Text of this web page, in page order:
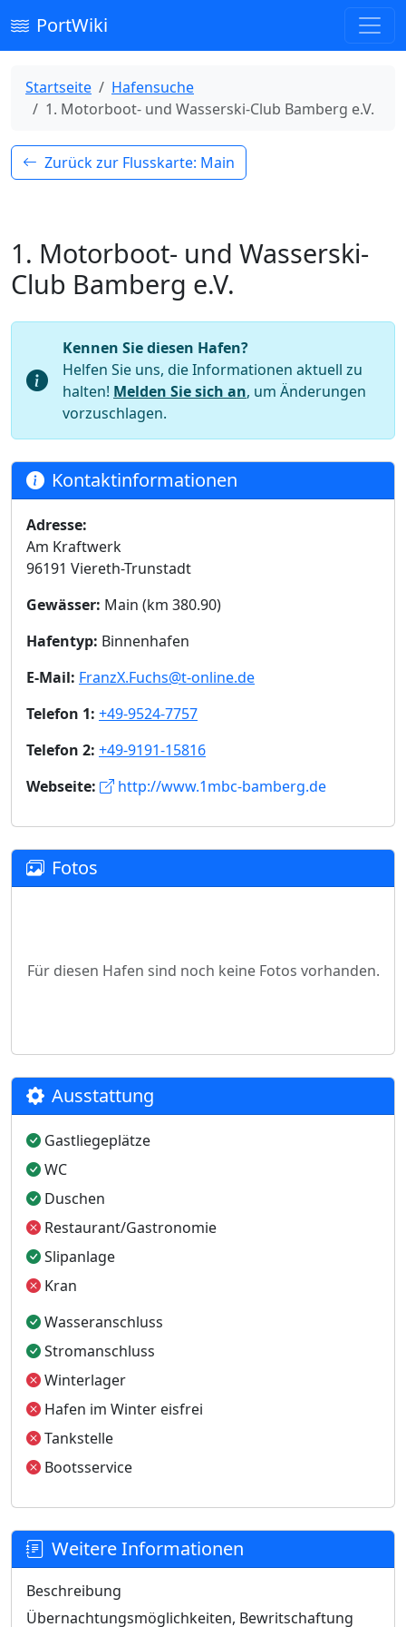
PortWiki
Startseite
Hafensuche
1. Motorboot- und Wasserski-Club Bamberg e.V.
Zurück zur Flusskarte: Main
1. Motorboot- und Wasserski-
Club Bamberg e.V.
Kennen Sie diesen Hafen?
Helfen Sie uns, die Informationen aktuell zu
halten! Melden Sie sich an, um Änderungen
vorzuschlagen.
Kontaktinformationen
Adresse:
Am Kraftwerk
96191 Viereth-Trunstadt
Gewässer: Main (km 380.90)
Hafentyp: Binnenhafen
E-Mail: FranzX.Fuchs@t-online.de
Telefon 1: +49-9524-7757
Telefon 2: +49-9191-15816
Webseite:
http://www.1mbc-bamberg.de
Fotos
Für diesen Hafen sind noch keine Fotos vorhanden.
Ausstattung
Gastliegeplätze
WC
Duschen
Restaurant/Gastronomie
Slipanlage
Kran
Wasseranschluss
Stromanschluss
Winterlager
Hafen im Winter eisfrei
Tankstelle
Bootsservice
Weitere Informationen
Beschreibung
Übernachtungsmöglichkeiten, Bewritschaftung